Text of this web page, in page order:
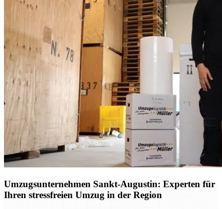
Umzugsunternehmen Sankt-Augustin: Experten für
Ihren stressfreien Umzug in der Region